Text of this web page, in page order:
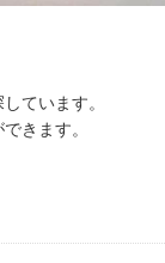
ています。
きます。